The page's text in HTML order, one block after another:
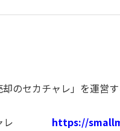
のセカチャレ」を運営
チャレ https://